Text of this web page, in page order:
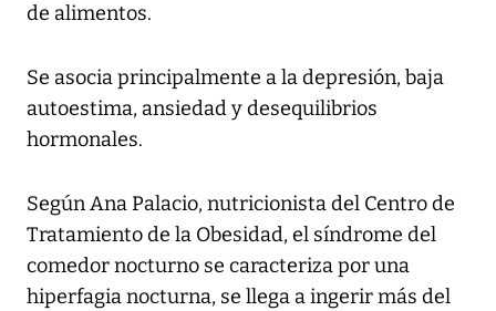
de alimentos.
Se asocia principalmente a la depresión, baja
autoestima, ansiedad y desequilibrios
hormonales.
Según Ana Palacio, nutricionista del Centro de
Tratamiento de la Obesidad, el síndrome del
comedor nocturno se caracteriza por una
hiperfagia nocturna, se llega a ingerir más del